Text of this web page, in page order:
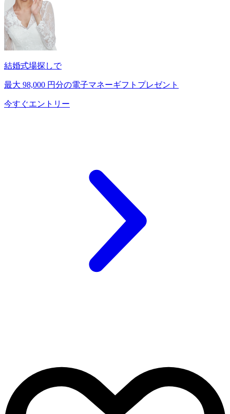
結婚式場探しで
最大 98,000 円分の電子マネーギフトプレゼント
今すぐエントリー